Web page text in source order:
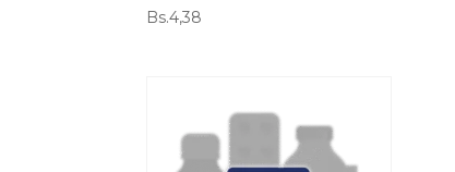
Bs.4,38